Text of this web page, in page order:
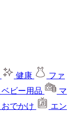
健康
ファ
ベビー用品
マ
おでかけ
エン